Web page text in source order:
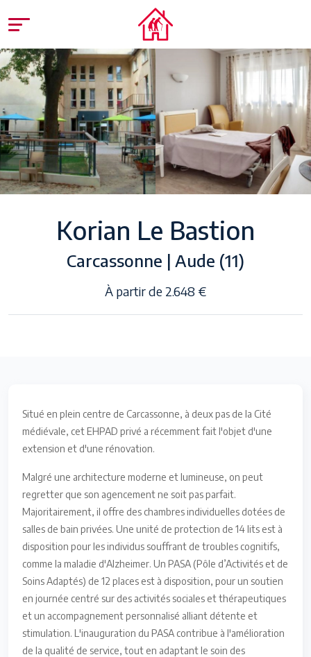
Korian Le Bastion
Carcassonne | Aude (11)
À partir de 2.648 €
Situé en plein centre de Carcassonne, à deux pas de la Cité
médiévale, cet EHPAD privé a récemment fait l'objet d'une
extension et d'une rénovation.
Malgré une architecture moderne et lumineuse, on peut
regretter que son agencement ne soit pas parfait.
Majoritairement, il offre des chambres individuelles dotées de
salles de bain privées. Une unité de protection de 14 lits est à
disposition pour les individus souffrant de troubles cognitifs,
comme la maladie d'Alzheimer. Un PASA (Pôle d’Activités et de
Soins Adaptés) de 12 places est à disposition, pour un soutien
en journée centré sur des activités sociales et thérapeutiques
et un accompagnement personnalisé alliant détente et
stimulation. L'inauguration du PASA contribue à l'amélioration
de la qualité de service, tout en adaptant le soin des